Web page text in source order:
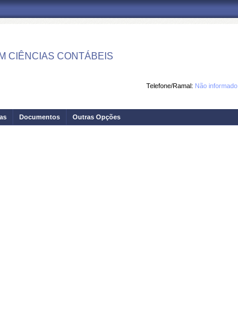
CIÊNCIAS CONTÁBEIS
Telefone/Ramal: Não informado
Documentos Outras Opções